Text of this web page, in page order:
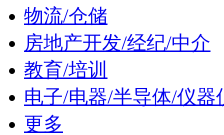
物流/仓储
房地产开发/经纪/中介
教育/培训
电子/电器/半导体/仪器
更多